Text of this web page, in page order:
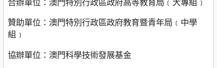
贊助單位：澳門特別行政區政府教育暨青年局﹝中學
組﹞
協辦單位：澳門科學技術發展基金